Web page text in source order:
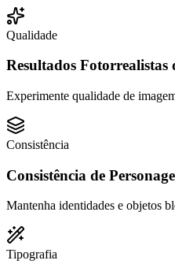
Qualidade
Resultados Fotorrealistas
Experimente qualidade de
Consistência
Consistência de
Mantenha identidades e objetos
Tipografia